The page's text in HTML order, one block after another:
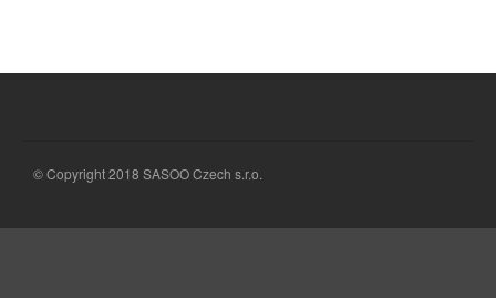
© Copyright 2018 SASOO Czech s.r.o.